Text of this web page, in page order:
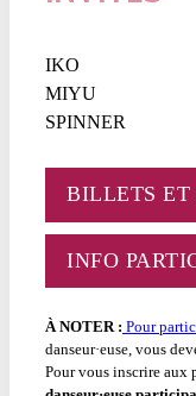
IKO
MIYU
SPINNER
BILLETS ET
INFO
À NOTER : Pour
danseur·euse, vous
Pour vous inscrire aux